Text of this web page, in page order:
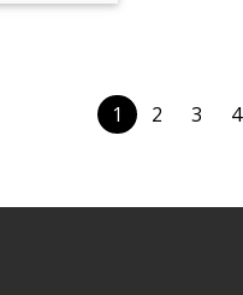
1 2 3 4